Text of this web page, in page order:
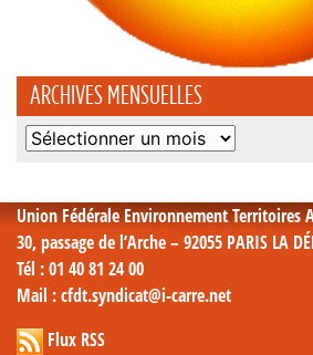
ARCHIVES MENSUELLES
Archives
Union Fédérale Environnement Territoires
30, passage de l’Arche – 92055 PARIS LA
Tél : 01 40 81 24 00
Mail : cfdt.syndicat@i-carre.net
Flux RSS